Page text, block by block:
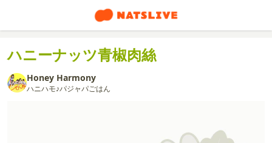
ハニーナッツ青椒肉絲
Honey Harmony
ハニハモ♪パジャパごはん